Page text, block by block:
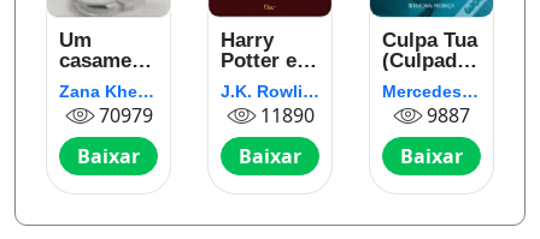
Um
casamento
arranjadoZana Kheiron
70979
Baixar
Harry
Potter e a
pedra
filosofal J.K. Rowling (Robert Galbraith)
11890
Baixar
Culpa Tua
(Culpados
2)
Mercedes Ron
9887
Baixar